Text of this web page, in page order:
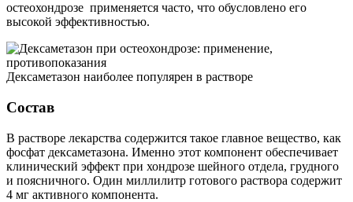
остеохондрозе применяется часто, что обусловлено его
высокой эффективностью.
Дексаметазон наиболее популярен в растворе
Состав
В растворе лекарства содержится такое главное вещество, как
фосфат дексаметазона. Именно этот компонент обеспечивает
клинический эффект при хондрозе шейного отдела, грудного
и поясничного. Один миллилитр готового раствора содержит
4 мг активного компонента.